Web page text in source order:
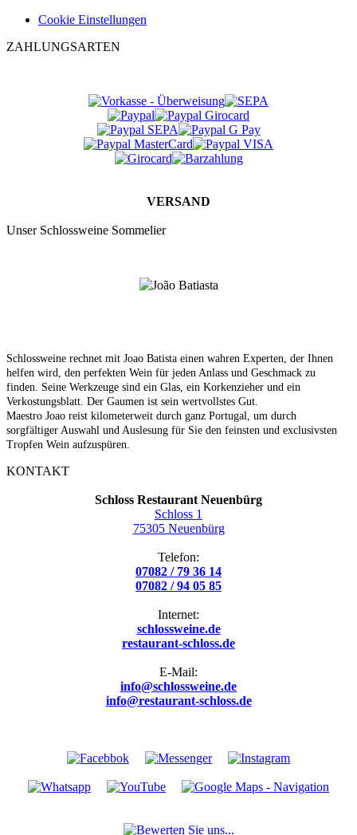
Cookie Einstellungen
ZAHLUNGSARTEN
VERSAND
Unser Schlossweine Sommelier
Schlossweine rechnet mit Joao Batista einen wahren Experten, der Ihnen
helfen wird, den perfekten Wein für jeden Anlass und Geschmack zu
finden. Seine Werkzeuge sind ein Glas, ein Korkenzieher und ein
Verkostungsblatt. Der Gaumen ist sein wertvollstes Gut.
Maestro Joao reist kilometerweit durch ganz Portugal, um durch
sorgfältiger Auswahl und Auslesung für Sie den feinsten und exclusivsten
Tropfen Wein aufzuspüren.
KONTAKT
Schloss Restaurant Neuenbürg
Schloss 1
75305 Neuenbürg
Telefon:
07082 / 79 36 14
07082 / 94 05 85
Internet:
schlossweine.de
restaurant-schloss.de
E-Mail:
info@schlossweine.de
info@restaurant-schloss.de